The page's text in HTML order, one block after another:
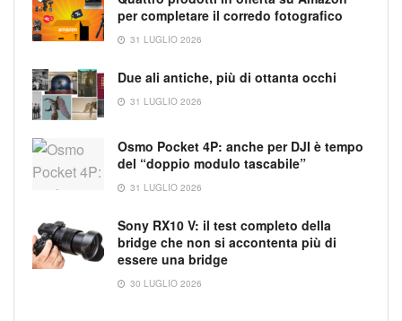
per completare il corredo fotografico
31 LUGLIO 2026
Due ali antiche, più di ottanta occhi
31 LUGLIO 2026
Osmo Pocket 4P: anche per DJI è tempo
del “doppio modulo tascabile”
31 LUGLIO 2026
Sony RX10 V: il test completo della
bridge che non si accontenta più di
essere una bridge
30 LUGLIO 2026